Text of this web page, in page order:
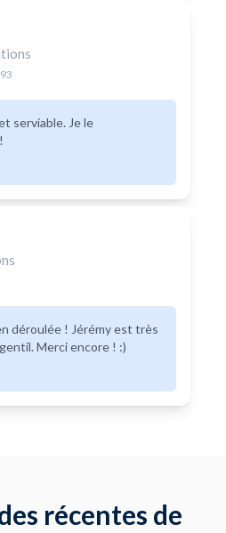
serviable. Je le
déroulée ! Jérémy est très
Merci encore ! :)
récentes de